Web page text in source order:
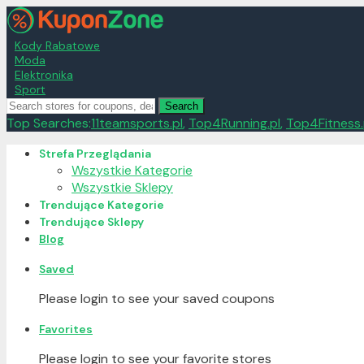
Kody Rabatowe
Moda
Elektronika
Sport
Search
Top Searches:11teamsports.pl, Top4Running.pl,
Skip
Strefa Przeglądania
Wszystkie Kategorie
Wszystkie Sklepy
Trendujące Kategorie
Trendujące Sklepy
Blog
Saved
Please login to see your saved coupons
Favorites
Please login to see your favorite stores